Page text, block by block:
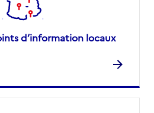
d’information locaux